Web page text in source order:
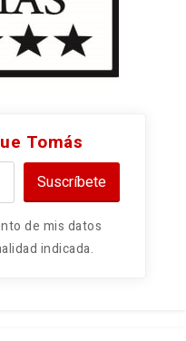
Tomás
Suscríbete
de mis datos
indicada.